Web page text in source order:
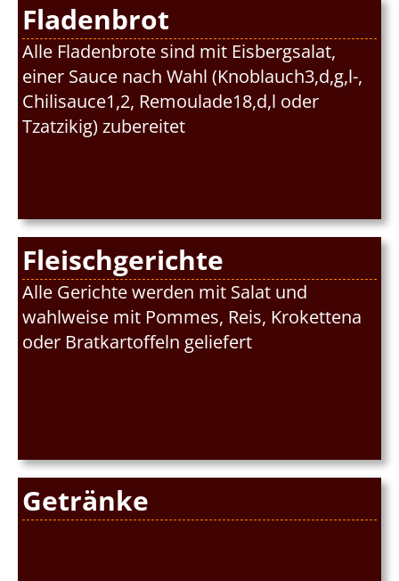
Fladenbrot
Alle Fladenbrote sind mit Eisbergsalat,
einer Sauce nach Wahl (Knoblauch3,d,g,l-,
Chilisauce1,2, Remoulade18,d,l oder
Tzatzikig) zubereitet
Fleischgerichte
Alle Gerichte werden mit Salat und
wahlweise mit Pommes, Reis, Krokettena
oder Bratkartoffeln geliefert
Getränke